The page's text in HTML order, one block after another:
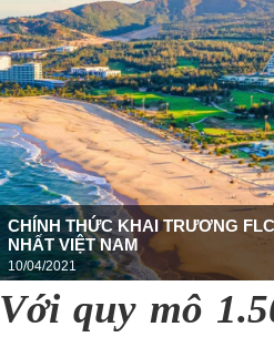
CHÍNH THỨC KHAI TRƯƠNG
NHẤT VIỆT NAM
10/04/2021
Với quy mô